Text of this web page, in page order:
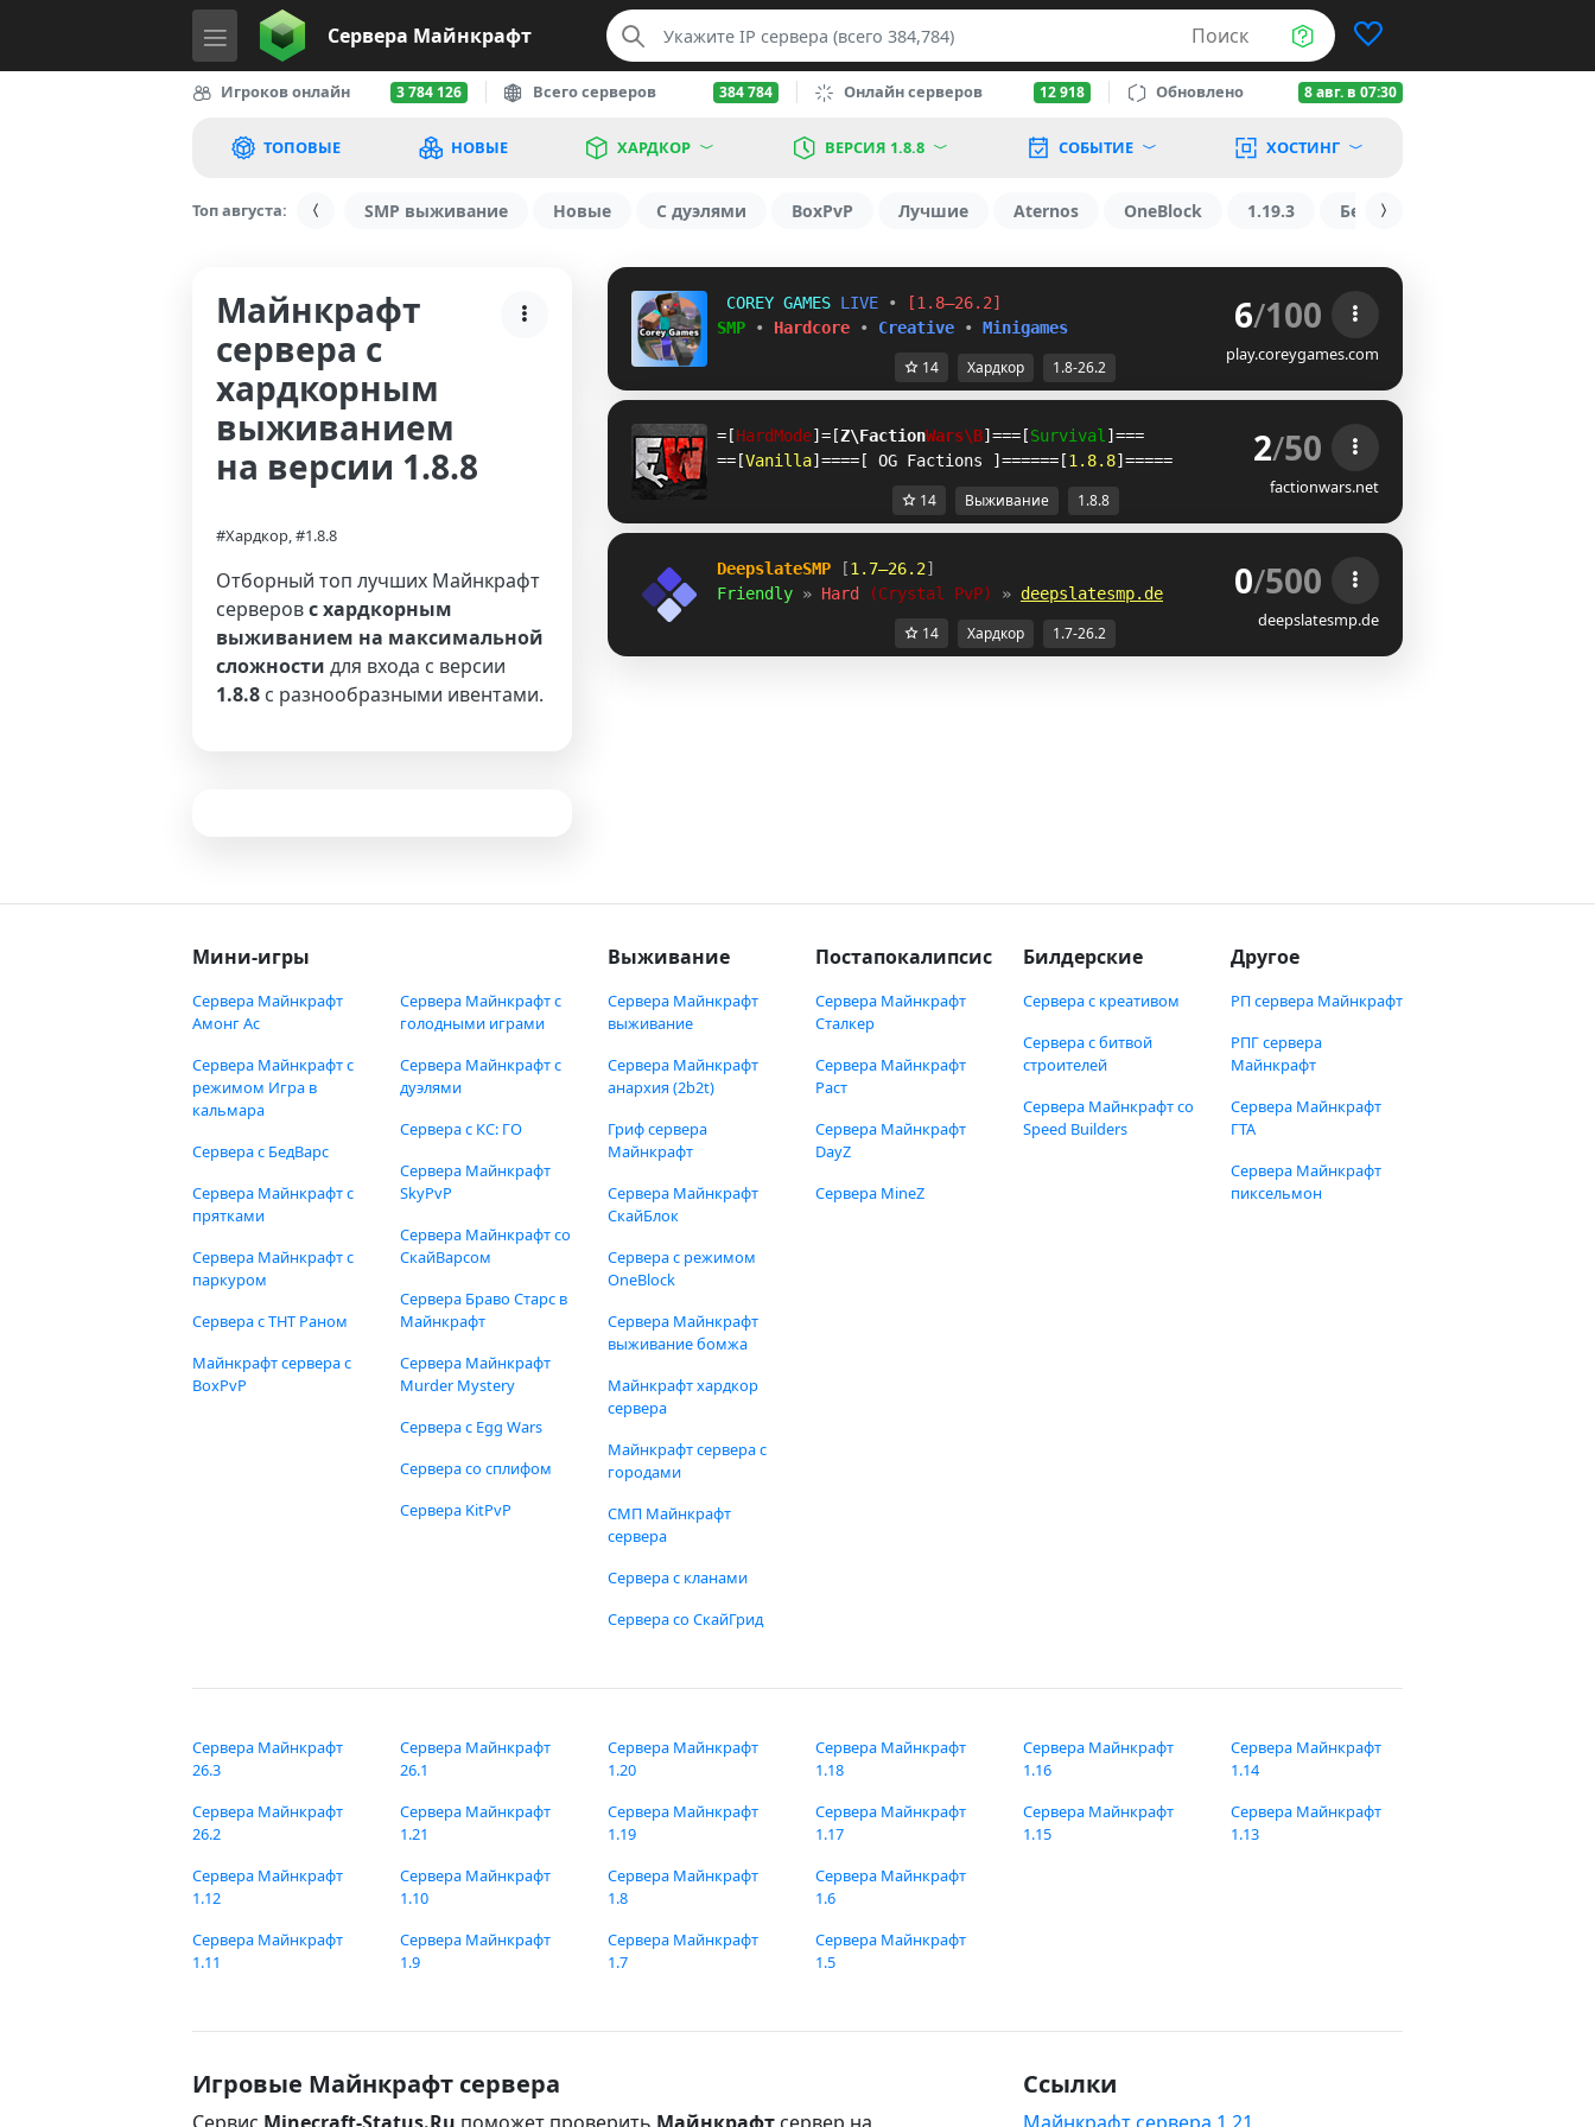
Сервера Майнкрафт Поиск
Игроков онлайн 3 784 126 Всего серверов 384 784 Онлайн серверов 12 918 Обновлено 8 авг. в 07:30
ТОПОВЫЕ НОВЫЕ ХАРДКОР ВЕРСИЯ 1.8.8 СОБЫТИЕ ХОСТИНГ
Топ августа: SMP выживание Новые С дуэлями BoxPvP Лучшие Aternos OneBlock 1.19.3 БедВарс
Майнкрафт
сервера с
хардкорным
выживанием
на версии 1.8.8
#Хардкор, #1.8.8
Отборный топ лучших Майнкрафт
серверовс хардкорным
выживанием на максимальной
сложности для входа с версии
1.8.8 с разнообразными ивентами.
COREY GAMES L IVE •
[1.8–26.2]
SMP
• Hardcore • Creative • Minigames 6/100
play.coreygames.com
14 Хардкор 1.8-26.2
=[HardMode]=[NNFactionWarsQ@]===[Survival ]===
==[Vanilla]====[ OG Factions ]======[1.8.8]===== 2/50
factionwars.net
14 Выживание 1.8.8
DeepslateSMP [1.7–26.2]
Friendly » Hard (Crystal PvP) » deepslatesmp.de 0/500
deepslatesmp.de
14 Хардкор 1.7-26.2
Мини-игры
Сервера Майнкрафт
Амонг Ас
Сервера Майнкрафт с
режимом Игра в
кальмара
Сервера с БедВарс
Сервера Майнкрафт с
прятками
Сервера Майнкрафт с
паркуром
Сервера с ТНТ Раном
Майнкрафт сервера с
BoxPvP
Сервера Майнкрафт с
голодными играми
Сервера Майнкрафт с
дуэлями
Сервера с КС: ГО
Сервера Майнкрафт
SkyPvP
Сервера Майнкрафт со
СкайВарсом
Сервера Браво Старс в
Майнкрафт
Сервера Майнкрафт
Murder Mystery
Сервера с Egg Wars
Сервера со сплифом
Сервера KitPvP
Выживание
Сервера Майнкрафт
выживание
Сервера Майнкрафт
анархия (2b2t)
Гриф сервера
Майнкрафт
Сервера Майнкрафт
СкайБлок
Сервера с режимом
OneBlock
Сервера Майнкрафт
выживание бомжа
Майнкрафт хардкор
сервера
Майнкрафт сервера с
городами
СМП Майнкрафт
сервера
Сервера с кланами
Сервера со СкайГрид
Постапокалипсис
Сервера Майнкрафт
Сталкер
Сервера Майнкрафт
Раст
Сервера Майнкрафт
DayZ
Сервера MineZ
Билдерские
Сервера с креативом
Сервера с битвой
строителей
Сервера Майнкрафт со
Speed Builders
Другое
РП сервера Майнкрафт
РПГ сервера
Майнкрафт
Сервера Майнкрафт
ГТА
Сервера Майнкрафт
пиксельмон
Сервера Майнкрафт
26.3
Сервера Майнкрафт
26.2
Сервера Майнкрафт
26.1
Сервера Майнкрафт
1.21
Сервера Майнкрафт
1.20
Сервера Майнкрафт
1.19
Сервера Майнкрафт
1.18
Сервера Майнкрафт
1.17
Сервера Майнкрафт
1.16
Сервера Майнкрафт
1.15
Сервера Майнкрафт
1.14
Сервера Майнкрафт
1.13
Сервера Майнкрафт
1.12
Сервера Майнкрафт
1.11
Сервера Майнкрафт
1.10
Сервера Майнкрафт
1.9
Сервера Майнкрафт
1.8
Сервера Майнкрафт
1.7
Сервера Майнкрафт
1.6
Сервера Майнкрафт
1.5
Игровые Майнкрафт сервера Ссылки